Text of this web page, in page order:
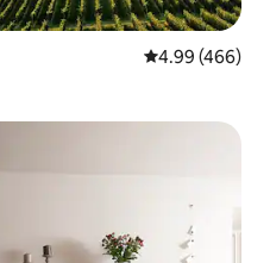
คะแนนเฉลี่ย
4.99 (466)